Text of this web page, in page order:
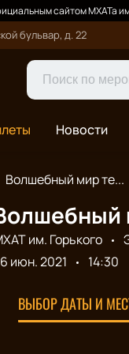
сайтом МХАТа
бульвар, д. 22
Новости
Волшебный мир те...
им. Горького
июн. 2021
14:30
ВЫБОР ДАТЫ И